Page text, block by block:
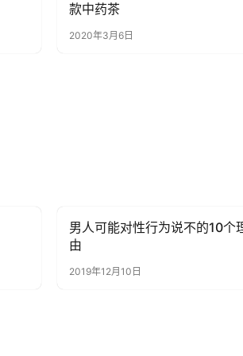
款中药茶
2020年3月6日
健康资讯
男人可能对性行为说不的10个
由
2019年12月10日